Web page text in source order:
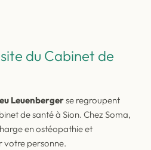
du Cabinet de
Leuenbergerse regroupent
de santé à Sion. Chez Soma,
en ostéopathie et
votre personne.